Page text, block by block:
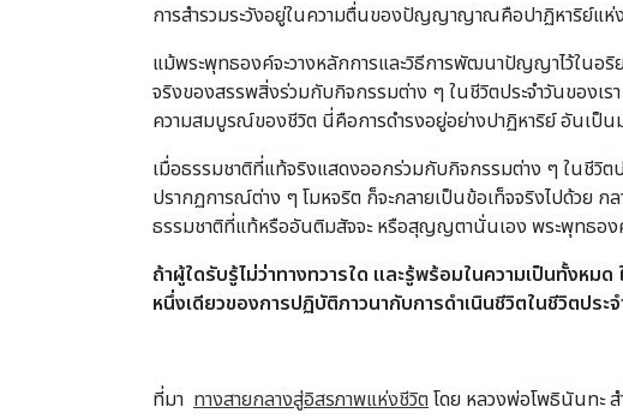
การสำรวมระวังอยู่ในความตื่นของปัญญาญาณคือปาฏิหาริย์แ
แม้พระพุทธองค์จะวางหลักการและวิธีการพัฒนาปัญญาไว้ในอริย
จริงของสรรพสิ่งร่วมกับกิจกรรมต่าง ๆ ในชีวิตประจำวันของเร
ความสมบูรณ์ของชีวิต นี่คือการดำรงอยู่อย่างปาฏิหาริย์ อันเป็น
เมื่อธรรมชาติที่แท้จริงแสดงออกร่วมกับกิจกรรมต่าง ๆ ในชีวิ
ปรากฏการณ์ต่าง ๆ โมหจริต ก็จะกลายเป็นข้อเท็จจริงไปด้วย
ธรรมชาติที่แท้หรืออันติมสัจจะ หรือสุญญตานั่นเอง พระพุทธองค์
ถ้าผู้ใดรับรู้ไม่ว่าทางทวารใด และรู้พร้อมในความเป็นทั้งหม
หนึ่งเดียวของการปฏิบัติภาวนากับการดำเนินชีวิตในชีวิตประ
ที่มา ทางสายกลางสู่อิสรภาพแห่งชีวิตโดย หลวงพ่อโพธินันทะ